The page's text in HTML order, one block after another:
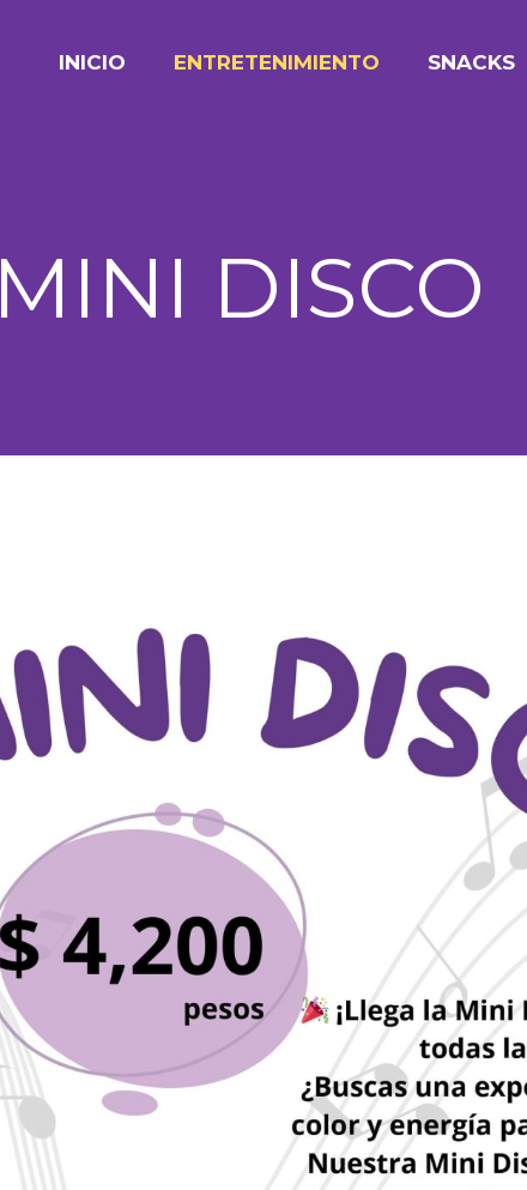
INICIO ENTRETENIMIENTO SNACKS
MINI DISCO